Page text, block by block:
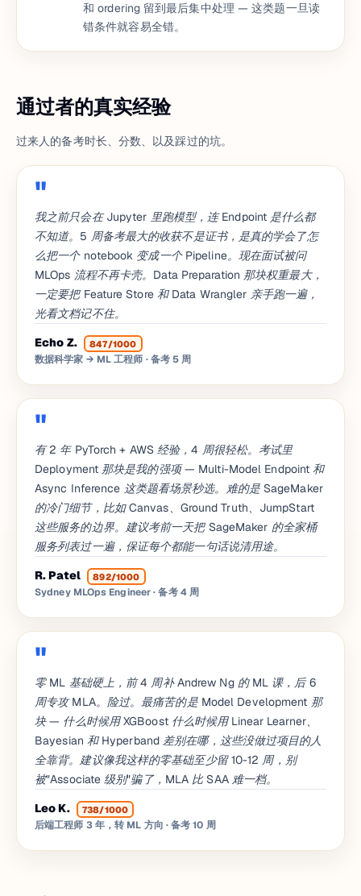
和 ordering 留到最后集中处理 — 这类题一旦读
错条件就容易全错。
通过者的真实经验
过来人的备考时长、分数、以及踩过的坑。
我之前只会在 Jupyter 里跑模型，连 Endpoint 是什么都
不知道。5 周备考最大的收获不是证书，是真的学会了怎
么把一个 notebook 变成一个 Pipeline。现在面试被问
MLOps 流程不再卡壳。Data Preparation 那块权重最大，
一定要把 Feature Store 和 Data Wrangler 亲手跑一遍，
光看文档记不住。
Echo Z.
847/1000
数据科学家 → ML 工程师 · 备考 5 周
有 2 年 PyTorch + AWS 经验，4 周很轻松。考试里
Deployment 那块是我的强项 — Multi-Model Endpoint 和
Async Inference 这类题看场景秒选。难的是 SageMaker
的冷门细节，比如 Canvas、Ground Truth、JumpStart
这些服务的边界。建议考前一天把 SageMaker 的全家桶
服务列表过一遍，保证每个都能一句话说清用途。
R. Patel
892/1000
Sydney MLOps Engineer· 备考 4 周
零 ML 基础硬上，前 4 周补 Andrew Ng 的 ML 课，后 6
周专攻 MLA。险过。最痛苦的是 Model Development 那
块 — 什么时候用 XGBoost 什么时候用 Linear Learner、
Bayesian 和 Hyperband 差别在哪，这些没做过项目的人
全靠背。建议像我这样的零基础至少留 10-12 周，别
被"Associate 级别"骗了，MLA 比 SAA 难一档。
Leo K.
738/1000
后端工程师 3 年，转 ML 方向 · 备考 10 周